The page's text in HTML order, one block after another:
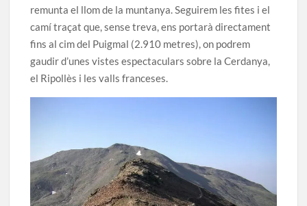
remunta el llom de la muntanya. Seguirem les fites i el
camí traçat que, sense treva, ens portarà directament
fins al cim del Puigmal (2.910 metres), on podrem
gaudir d’unes vistes espectaculars sobre la Cerdanya,
el Ripollès i les valls franceses.